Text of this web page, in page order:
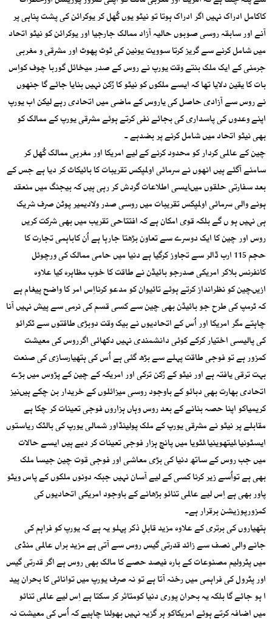
کاکامل ادراک نہیں اگر ادراک ہوتا تو نیٹو یوں کُھل کر یوکرائن کی پشت پناہی پر
آنے اور سابقہ روسی صوبوں حالیہ آزاد ممالک جارجیا اور یوکرائن کو نیٹو اتحاد
میں شامل کرنے سے گریز کرتا سوویت یونین کی ٹوٹ پھوٹ اور مشرقی و مغربی
جرمنی کے ایک ملک بنتے وقت یورپ نے روس کے صدر میخائل گوربا چوف کواِس
بات کا یقین دلایا تھا کہ ایسے ملکوں کو نیٹو کا رُکن نہیں بنایا جائے گا جنھوں
نے روس سے آزادی حاصل کی یاروس کے ماضی میں اتحادی رہے لیکن اب یورپ
اپنے وعدوں کی پاسداری کی بجائے نفی کرتے ہوئے مشرقی یورپ کے ممالک کو
بھی نیٹو اتحاد میں شامل کرنے پر بضدہے ۔
چین کے عالمی کردار کو محدود کرنے کے لیے امریکا اور مغربی ممالک کُھل کر
سامنے آگئے ہیں انھوں نے سرمائی اولمپکس تقریبات کا بائیکاٹ کر دیا ہے جس کے
بعد سفارتی حلقوں میںایسی اطلاعات گردش کر رہی ہیں کہ بیجنگ میں منعقد
ہونے والی سرمائی اولمپکس تقریبات میں روسی صدر ولادیمیر پوٹن صرف شریک
ہی نہیں ہو ں گے بلکہ قوی امکان ہے کہ افتتاحی تقریب میں بھی شرکت کریں
روس اور چین کا ایک دوسرے سے تعاون بڑھتا جارہا ہے اُن کاباہمی تجارت کا
حجم 115 ارب ڈالر سے تجاوز کرگیا ہے دنیا میں حامی ممالک کی ورچوئل
کانفرنس بلاکر امریکی صدرجو بائیڈن نے طاقت کا خوب مظاہرہ کیا علاوہ
ازیںچین کو نظرانداز کرتے ہوئے تائیوان کو مدعو کرنااِس امر کا واضح پیغام ہے
کہ ٹرمپ کی طرح جو بائیڈن بھی چین سے کسی قسم کی نرمی سے پیش نہیں آنا
چاہتے مگر امریکا اور اُس کے اتحادیوں نے بیک وقت دوبڑی طاقتوں سے ٹکرائو
کی پالیسی اختیار کرکے کوئی دانشمندی نہیں دکھائی اگرروس کی معیشت
کمزور ہے تو فوجی طاقت پہلے سے بڑھ گئی ہے اُس کی ہتھیارسازی کی صنعت
بہت ترقی یافتہ ہے اور نیٹو کے رُکن ترکی اور امریکہ کے چین کے پڑوس میں بڑے
اتحادی بھارت بھی دبائو کے باوجود روسی میزائلوں کے خریدار بن چکے ہیںنیز
کریمیاکو اپنا حصہ بنانے کے بعد روس وہاں ہزاروں فوجی تعینات کر چکا ہے
مقابلے پر نیٹو نے مشرقی یورپ کے ملک پولینڈاور شمالی یورپ کی بالٹک ریاستوں
ایسٹونیا،لیتھوینیا،لٹویا میں پانچ ہزار فوجی تعینات کر دیے ہیں ایسے حالات
میں جب روس کے ساتھ دنیا کی بڑی معاشی اور فوجی قوت چین جیسا ملک
بھی ہے تواُسے زیر کرنا کسی کے لیے آسان نہیں جبکہ دونوں ملکوں کے پاس ویٹو
پاور بھی ہے اِس لیے عالمی تنائو بڑھانے کے باوجود امریکی اتحادیوں کی
کمزورپوزیشن برقرار ہے۔
ہتھیاروں کی برتری کے علاوہ مزید قابلِ ذکر پہلو یہ ہے کہ یورپ کو فراہم کی
جانے والی نصف سے زائد قدرتی گیس روس سے آتی ہے مزید براں عالمی منڈی
میں پٹرولیم مصنوعات کے بارہ فیصد حصے کا مالک بھی روس ہے اگر قدرتی گیس
اور پٹرول کی فراہمی میں رخنہ آتا ہے تو نہ صرف یورپ میں توانائی کا بحران پید
ا ہو جائے گا بلکہ یہ بحران پوری دنیا کومتاثر کر سکتا ہے اِس لیے عالمی تنائو
میں اضافہ کرتے ہوئے امریکاکو ہر گزیہ نہیں بھولنا چاہیے کہ اُس کی معیشت نہ